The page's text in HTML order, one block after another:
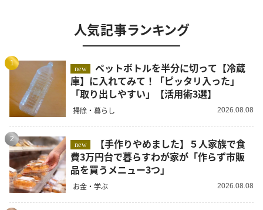
人気記事ランキング
1
new
ペットボトルを半分に切って【冷蔵
庫】に入れてみて！「ピッタリ入った」
「取り出しやすい」【活用術3選】
掃除・暮らし 2026.08.08
2
new
費3万円台で暮らすわが家が「作らず市販
品を買うメニュー3つ」
お金・学ぶ 2026.08.08